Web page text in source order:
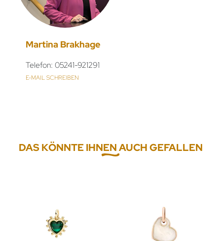
Martina Brakhage
Telefon: 05241-921291
E-MAIL SCHREIBEN
DAS KÖNNTE IHNEN AUCH GEFALLEN